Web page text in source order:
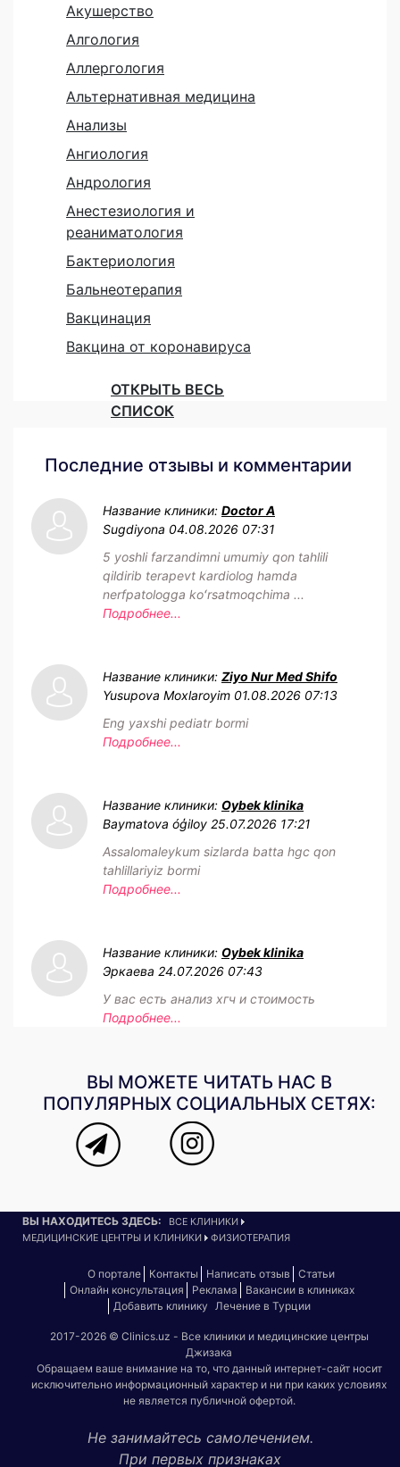
Акушерство
Алгология
Аллергология
Альтернативная медицина
Анализы
Ангиология
Андрология
Анестезиология и
реаниматология
Бактериология
Бальнеотерапия
Вакцинация
Вакцина от коронавируса
ОТКРЫТЬ ВЕСЬ
СПИСОК
Последние отзывы и комментарии
Название клиники: Doctor A
Sugdiyona 04.08.2026 07:31
5 yoshli farzandimni umumiy qon tahlili
qildirib terapevt kardiolog hamda
nerfpatologga koʻrsatmoqchima ...
Подробнее...
Название клиники: Ziyo Nur Med Shifo
Yusupova Moxlaroyim 01.08.2026 07:13
Eng yaxshi pediatr bormi
Подробнее...
Название клиники: Oybek klinika
Baymatova óģiloy 25.07.2026 17:21
Assalomaleykum sizlarda batta hgc qon
tahlillariyiz bormi
Подробнее...
Название клиники: Oybek klinika
Эркаева 24.07.2026 07:43
У вас есть анализ хгч и стоимость
Подробнее...
ВЫ МОЖЕТЕ ЧИТАТЬ НАС В
ПОПУЛЯРНЫХ СОЦИАЛЬНЫХ СЕТЯХ:
ВЫ НАХОДИТЕСЬ ЗДЕСЬ:
ВСЕ КЛИНИКИ
МЕДИЦИНСКИЕ ЦЕНТРЫ И КЛИНИКИ
ФИЗИОТЕРАПИЯ
О портале Контакты Написать отзыв
Статьи
Онлайн консультация
Реклама
Вакансии в клиниках
Добавить клинику
Лечение в Турции
2017-2026 © Clinics.uz - Все клиники и медицинские центры
Джизака
Обращаем ваше внимание на то, что данный интернет-сайт носит
исключительно информационный характер и ни при каких условиях
не является публичной офертой.
Не занимайтесь самолечением.
При первых признаках